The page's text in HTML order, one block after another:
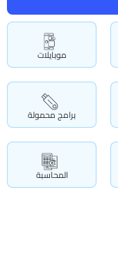
موبايلات
برامج محمولة
المحاسبة